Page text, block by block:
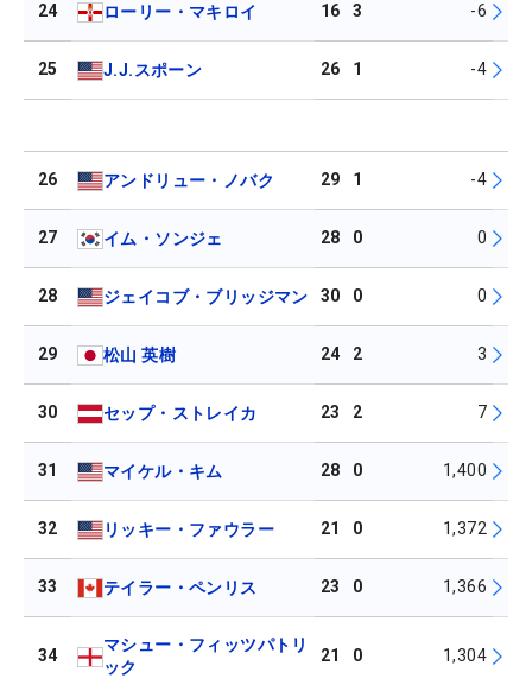
24 ローリー・マキロイ 16 3 -6
25 J.J.スポーン 26 1 -4
26 アンドリュー・ノバク 29 1 -4
27 イム・ソンジェ 28 0 0
28 ジェイコブ・ブリッジマン 30 0 0
29 松山 英樹 24 2 3
30 セップ・ストレイカ 23 2 7
31 マイケル・キム 28 0 1,400
32 リッキー・ファウラー 21 0 1,372
33 テイラー・ペンリス 23 0 1,366
34
マシュー・フィッツパトリ
ック
21 0 1,304